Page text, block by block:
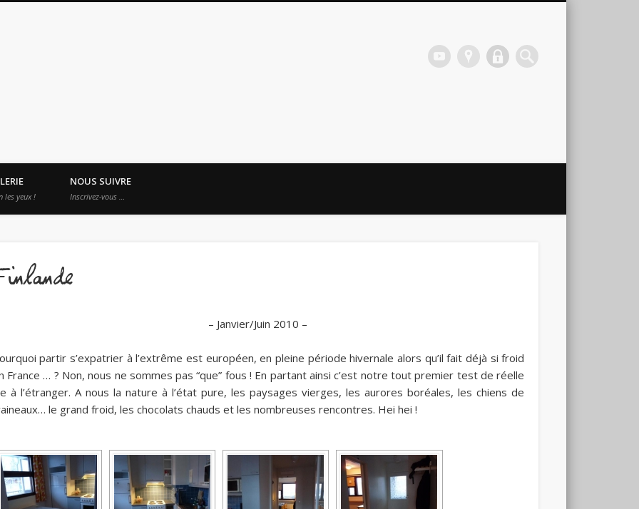
les yeux !
NOUS SUIVRE
Inscrivez-vous …
– Janvier/Juin 2010 –
partir s’expatrier à l’extrême est européen, en pleine période hivernale alors qu’il fait déjà si froid
France … ? Non, nous ne sommes pas “que” fous ! En partant ainsi c’est notre tout premier test de réelle
à l’étranger. A nous la nature à l’état pure, les paysages vierges, les aurores boréales, les chiens de
le grand froid, les chocolats chauds et les nombreuses rencontres. Hei hei !